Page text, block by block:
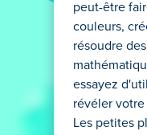
peut-être
couleurs,
résoudre
essayez
révéler
Les petites